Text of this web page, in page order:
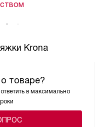
Krona
товаре?
в максимально